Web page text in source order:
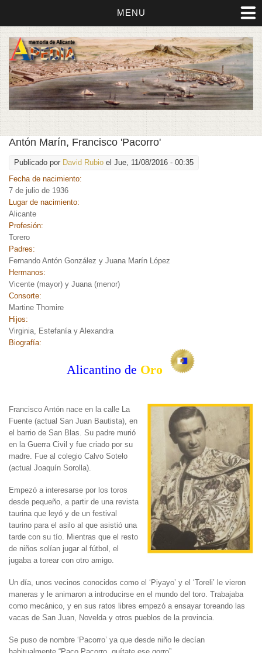
MENU
Antón Marín, Francisco 'Pacorro'
Publicado por David Rubio el Jue, 11/08/2016 - 00:35
Fecha de nacimiento:
7 de julio de 1936
Lugar de nacimiento:
Alicante
Profesión:
Torero
Padres:
Fernando Antón González y Juana Marín López
Hermanos:
Vicente (mayor) y Juana (menor)
Consorte:
Martine Thomire
Hijos:
Virginia, Estefanía y Alexandra
Biografía:
Alicantino de Oro
Francisco Antón nace en la calle La
Fuente (actual San Juan Bautista), en
el barrio de San Blas. Su padre murió
en la Guerra Civil y fue criado por su
madre. Fue al colegio Calvo Sotelo
(actual Joaquín Sorolla).
Empezó a interesarse por los toros
desde pequeño, a partir de una revista
taurina que leyó y de un festival
taurino para el asilo al que asistió una
tarde con su tío. Mientras que el resto
de niños solían jugar al fútbol, el
jugaba a torear con otro amigo.
Un día, unos vecinos conocidos como el ‘Piyayo’ y el ‘Toreli’ le vieron
maneras y le animaron a introducirse en el mundo del toro. Trabajaba
como mecánico, y en sus ratos libres empezó a ensayar toreando las
vacas de San Juan, Novelda y otros pueblos de la provincia.
Se puso de nombre ‘Pacorro’ ya que desde niño le decían